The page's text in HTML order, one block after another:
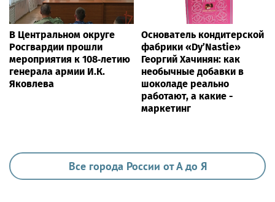
В Центральном округе
Росгвардии прошли
мероприятия к 108‑летию
генерала армии И.К.
Яковлева
Основатель кондитерской
фабрики «Dy’Nastie»
Георгий Хачинян: как
необычные добавки в
шоколаде реально
работают, а какие -
маркетинг
Все города России от А до Я